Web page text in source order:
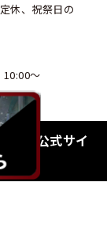
休、祝祭日の
10:00〜
北公式サイ